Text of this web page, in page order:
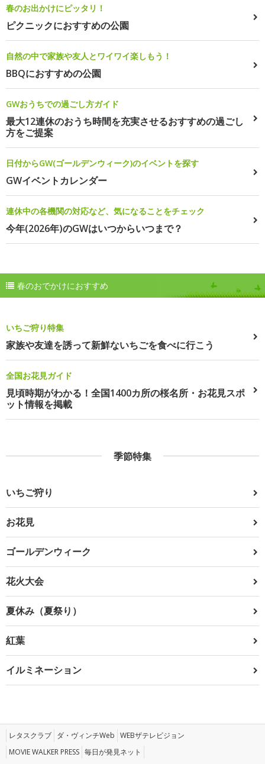
春のお出かけにピッタリ！
ピクニックにおすすめの公園
自然の中で家族や友人とワイワイ楽しもう！
BBQにおすすめの公園
GWおうちでの過ごし方ガイド
最大12連休のおうち時間を充実させるおすすめの過ごし
方をご提案
日付からGW(ゴールデンウィーク)のイベントを探す
GWイベントカレンダー
連休中の各機関の対応など、気になることをチェック
今年(2026年)のGWはいつからいつまで？
春のおでかけにおすすめ
いちご狩り特集
家族や友達を誘って新鮮ないちごを食べに行こう
全国お花見ガイド
見頃時期がわかる！全国1400カ所の桜名所・お花見スポ
ット情報を掲載
季節特集
いちご狩り
お花見
ゴールデンウィーク
花火大会
夏休み（夏祭り）
紅葉
イルミネーション
レタスクラブ ダ・ヴィンチWeb WEBザテレビジョン
MOVIE WALKER PRESS 毎日が発見ネット